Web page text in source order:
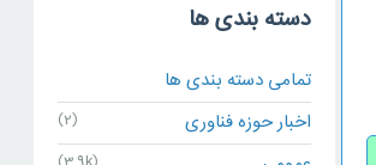
دسته بندی ها
تمامی دسته بندی ها
اخبار حوزه فناوری
(2)